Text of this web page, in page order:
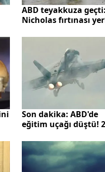
ABD teyakkuza geçti:
Nicholas fırtınası
Son dakika: ABD'de
eğitim uçağı düştü! 2